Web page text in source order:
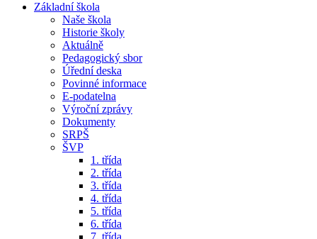
Základní škola
Naše škola
Historie školy
Aktuálně
Pedagogický sbor
Úřední deska
Povinné informace
E-podatelna
Výroční zprávy
Dokumenty
SRPŠ
ŠVP
1. třída
2. třída
3. třída
4. třída
5. třída
6. třída
7. třída